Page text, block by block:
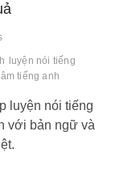
luyện nói tiếng
tiếng anh
luyện nói tiếng
với bản ngữ và